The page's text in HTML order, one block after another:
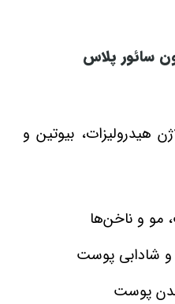
سائور پلاس
هیدرولیزات، بیوتین و
مو و ناخن‌ها
و شادابی پوست
پوست